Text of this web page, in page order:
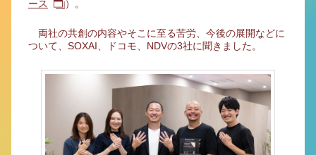
ース
）。
両社の共創の内容やそこに至る苦労、今後の展開などに
ついて、SOXAI、ドコモ、NDVの3社に聞きました。